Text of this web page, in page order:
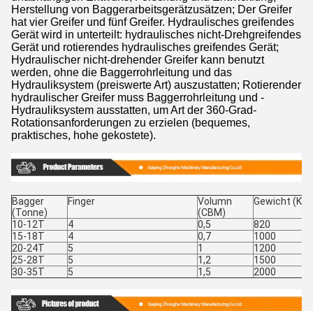
Herstellung von Baggerarbeitsgerätzusätzen; Der Greifer
hat vier Greifer und fünf Greifer. Hydraulisches greifendes
Gerät wird in unterteilt: hydraulisches nicht-Drehgreifendes
Gerät und rotierendes hydraulisches greifendes Gerät;
Hydraulischer nicht-drehender Greifer kann benutzt
werden, ohne die Baggerrohrleitung und das
Hydrauliksystem (preiswerte Art) auszustatten; Rotierender
hydraulischer Greifer muss Baggerrohrleitung und -
Hydrauliksystem ausstatten, um Art der 360-Grad-
Rotationsanforderungen zu erzielen (bequemes,
praktisches, hohe gekostete).
Bagger
(Tonne)
Finger
Volumn
(CBM)
Gewicht
10-12T 4 0,5
820
15-18T
4 0,7
1000
20-24T
5 1
1200
25-28T
5 1,2
1500
30-35T
5 1,5 2000